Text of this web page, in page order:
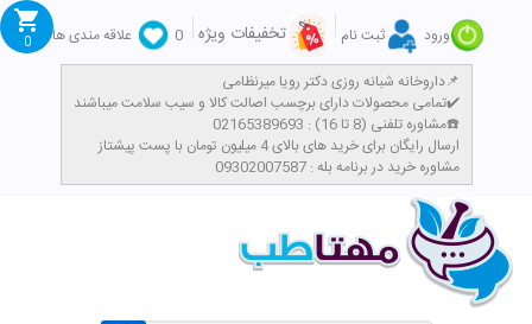
ورود ثبت نام تخفیفات ویژه 0
علاقه مندی ها
داروخانه شبانه روزی دکتر رویا میرنظامی📌
تمامی محصولات دارای برچسب اصالت کالا و سیب سلامت میباشند✔️
مشاوره تلفنی (8 تا 16) : 02165389693☎️
​ارسال رایگان برای خرید های بالای 4 میلیون تومان با پست پیشتاز
مشاوره خرید در برنامه بله : 09302007587
0